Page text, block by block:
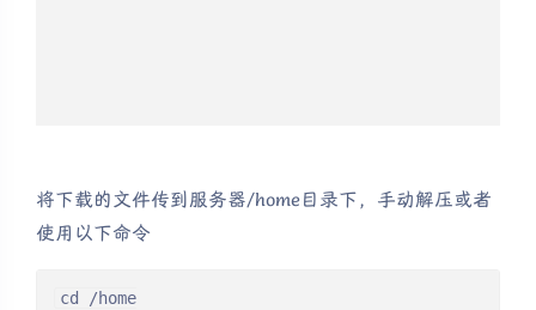
将下载的文件传到服务器/home目录下，手动解压或者
使用以下命令
cd /home